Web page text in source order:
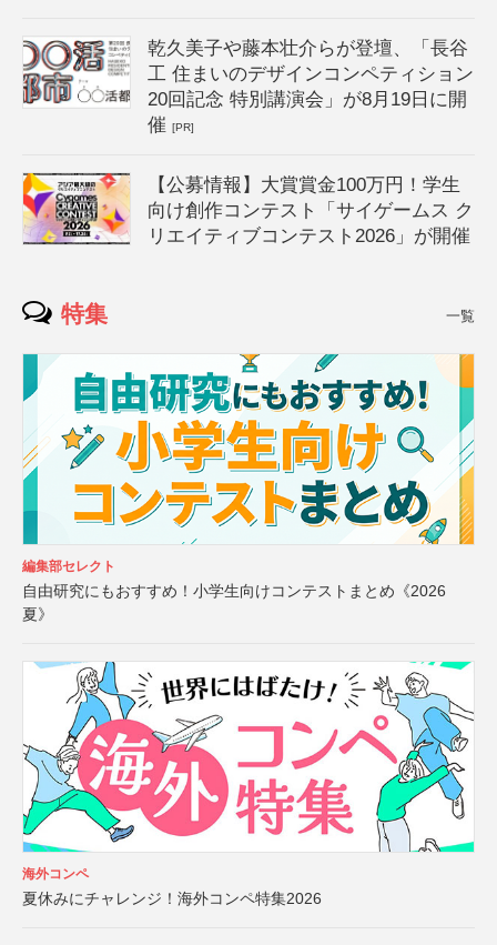
乾久美子や藤本壮介らが登壇、「長谷
工 住まいのデザインコンペティション
20回記念 特別講演会」が8月19日に開
催[PR]
【公募情報】大賞賞金100万円！学生
向け創作コンテスト「サイゲームス ク
リエイティブコンテスト2026」が開催
特集 一覧
編集部セレクト
自由研究にもおすすめ！小学生向けコンテストまとめ《2026
夏》
海外コンペ
夏休みにチャレンジ！海外コンペ特集2026